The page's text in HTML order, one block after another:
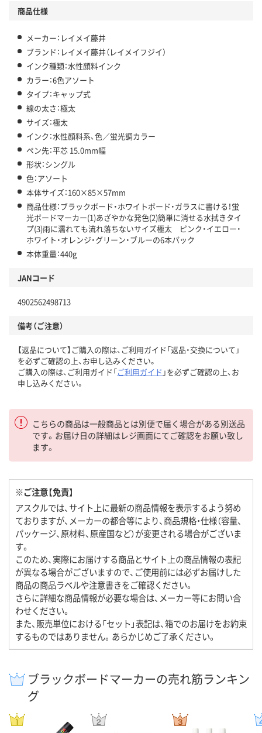
商品仕様
メーカー：レイメイ藤井
ブランド：レイメイ藤井（レイメイフジイ）
インク種類：水性顔料インク
カラー：6色アソート
タイプ：キャップ式
線の太さ：極太
サイズ：極太
インク：水性顔料系、色／蛍光調カラー
ペン先：平芯 15.0mm幅
形状：シングル
色：アソート
本体サイズ：160×85×57mm
商品仕様：ブラックボード・ホワイトボード・ガラスに書ける！蛍
光ボードマーカー(1)あざやかな発色(2)簡単に消せる水拭きタイ
プ(3)雨に濡れても流れ落ちないサイズ極太 ピンク・イエロー・
ホワイト・オレンジ・グリーン・ブルーの6本パック
本体重量：440g
JANコード
4902562498713
備考（ご注意）
【返品について】ご購入の際は、ご利用ガイド「返品・交換について」
を必ずご確認の上、お申し込みください。
ご購入の際は、ご利用ガイド「ご利用ガイド 」を必ずご確認の上、お
申し込みください。
こちらの商品は一般商品とは別便で届く場合がある別送品
です。お届け日の詳細はレジ画面にてご確認をお願い致し
ます。
※ご注意【免責】
アスクルでは、サイト上に最新の商品情報を表示するよう努め
ておりますが、メーカーの都合等により、商品規格・仕様（容量、
パッケージ、原材料、原産国など）が変更される場合がございま
す。
このため、実際にお届けする商品とサイト上の商品情報の表記
が異なる場合がございますので、ご使用前には必ずお届けした
商品の商品ラベルや注意書きをご確認ください。
さらに詳細な商品情報が必要な場合は、メーカー等にお問い合
わせください。
また、販売単位における「セット」表記は、箱でのお届けをお約束
するものではありません。あらかじめご了承ください。
ブラックボードマーカーの売れ筋ランキン
グ